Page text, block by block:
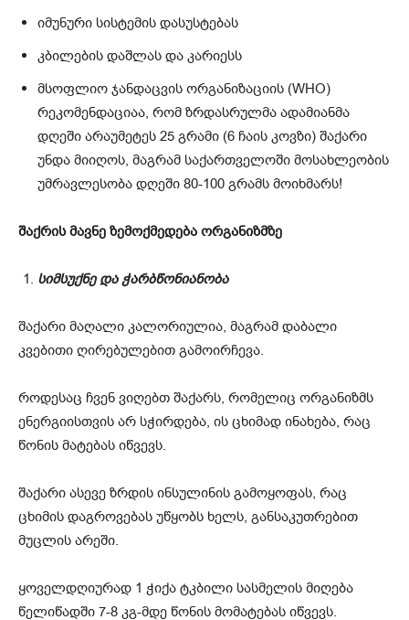
იმუნური სისტემის დასუსტებას
კბილების დაშლას და კარიესს
მსოფლიო ჯანდაცვის ორგანიზაციის (WHO)
რეკომენდაციაა, რომ ზრდასრულმა ადამიანმა
დღეში არაუმეტეს 25 გრამი (6 ჩაის კოვზი) შაქარი
უნდა მიიღოს, მაგრამ საქართველოში მოსახლეობის
უმრავლესობა დღეში 80-100 გრამს მოიხმარს!
შაქრის მავნე ზემოქმედება ორგანიზმზე
სიმსუქნე და ჭარბწონიანობა
შაქარი მაღალი კალორიულია, მაგრამ დაბალი
კვებითი ღირებულებით გამოირჩევა.
როდესაც ჩვენ ვიღებთ შაქარს, რომელიც ორგანიზმს
ენერგიისთვის არ სჭირდება, ის ცხიმად ინახება, რაც
წონის მატებას იწვევს.
შაქარი ასევე ზრდის ინსულინის გამოყოფას, რაც
ცხიმის დაგროვებას უწყობს ხელს, განსაკუთრებით
მუცლის არეში.
ყოველდღიურად 1 ჭიქა ტკბილი სასმელის მიღება
წელიწადში 7-8 კგ-მდე წონის მომატებას იწვევს.